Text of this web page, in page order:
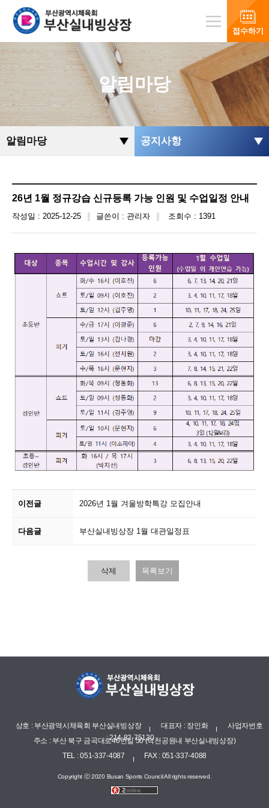
접수하기
알림마당
알림마당 공지사항
26년 1월 정규강습 신규등록 가능 인원 및 수업일정 안내
작성일 : 2025-12-25 글쓴이 : 관리자 조회수 : 1391
이전글 2026년 1월 겨울방학특강 모집안내
다음글 부산실내빙상장 1월 대관일정표
삭제 목록보기
상호 : 부산광역시체육회 부산실내빙상장 대표자 : 장인화
사업자번호
: 214-82-75130
주소 : 부산 북구 금곡대로46번길 50 (덕천공원내 부산실내빙상장)
TEL : 051-337-4087
FAX : 051-337-4088
Copyright ⓒ 2020 Busan Sports Council All rights reserved.